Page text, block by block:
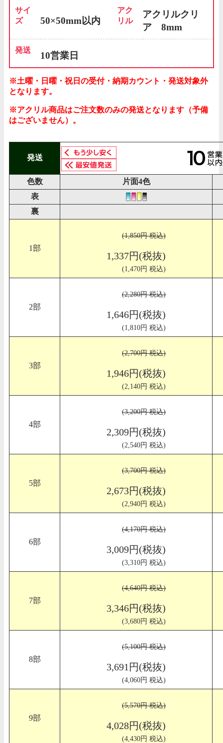
サイ
ズ
50×50mm以内
アク
リル
アクリルクリ
ア 8mm
発送
10営業日
土曜・日曜・祝日の受付・納期カウント・発送対象外
となります。
アクリル商品はご注文数のみの発送となります（予備
はございません）。
発送
色数
片面4色
表
裏
1部
(1,850円 税込)
1,337円(税抜)
(1,470円 税込)
2部
(2,280円 税込)
1,646円(税抜)
(1,810円 税込)
3部
(2,700円 税込)
1,946円(税抜)
(2,140円 税込)
4部
(3,200円 税込)
2,309円(税抜)
(2,540円 税込)
5部
(3,700円 税込)
2,673円(税抜)
(2,940円 税込)
6部
(4,170円 税込)
3,009円(税抜)
(3,310円 税込)
7部
(4,640円 税込)
3,346円(税抜)
(3,680円 税込)
8部
(5,100円 税込)
3,691円(税抜)
(4,060円 税込)
9部
(5,570円 税込)
4,028円(税抜)
(4,430円 税込)